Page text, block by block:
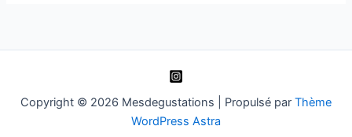
–Copyright © 2026 Mesdegustations | Propulsé par Thème
WordPress Astra